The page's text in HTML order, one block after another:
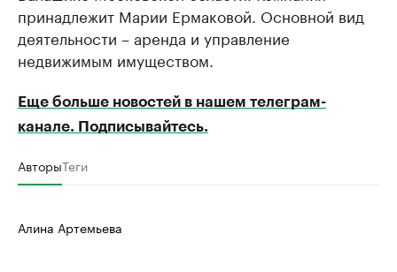
принадлежит Марии Ермаковой. Основной вид
деятельности – аренда и управление
недвижимым имуществом.
Еще больше новостей в нашем телеграм-
канале. Подписывайтесь.
АвторыТеги
Алина Артемьева